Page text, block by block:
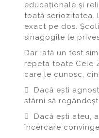
educaționale și
toată seriozitatea.
exact pe dos.
sinagogile le
Dar iată un test
repeta toate Cele
care le cunosc,
 Dacă ești
stârni să
 Dacă ești ateu,
încercare